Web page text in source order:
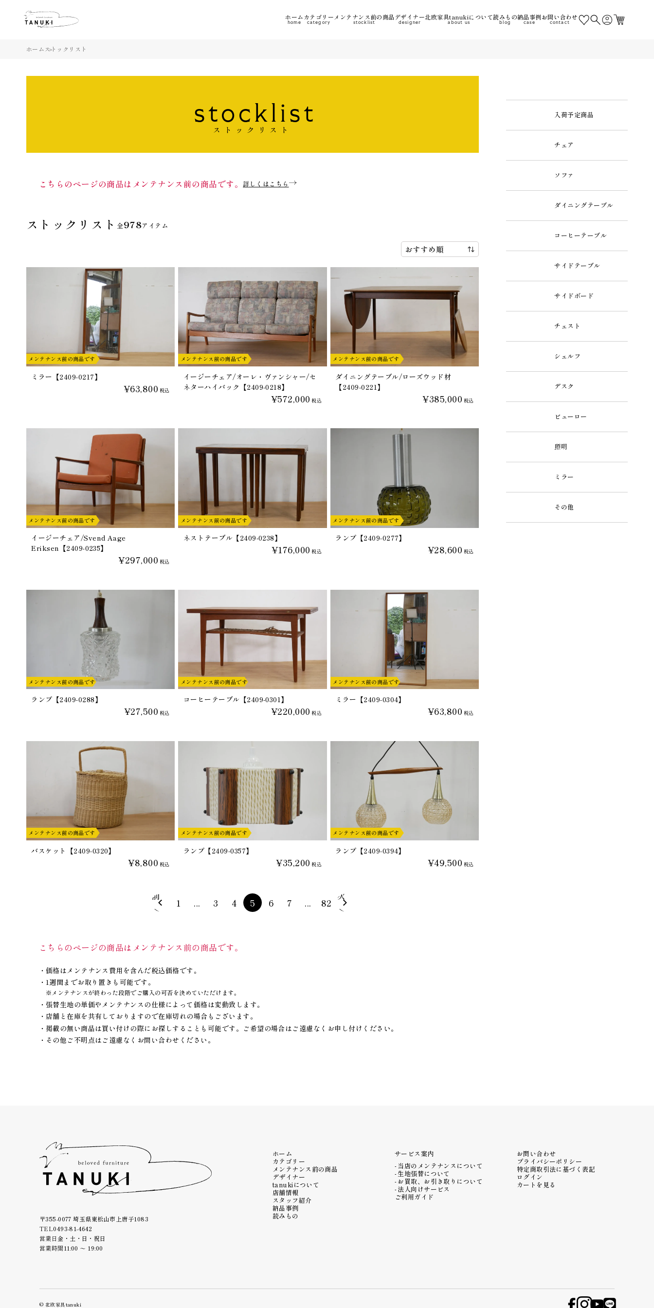
ホーム
home
カテゴリー
category
メンテナンス前の商品
stocklist
デザイナー
designer
北欧家具tanukiについて
about us
読みもの
blog
納品事例
case
お問い合わせ
contact
ホーム ストックリスト
stocklist
ストックリスト
こちらのページの商品はメンテナンス前の商品です。詳しくはこちら
ストックリスト 全978アイテム
ミラー【2409-0217】
¥63,800 税込
メンテナンス前の商品です
イージーチェア/オーレ・ヴァンシャー/セ
ネターハイバック【2409-0218】
¥572,000 税込
メンテナンス前の商品です
ダイニングテーブル/ローズウッド材
【2409-0221】
¥385,000 税込
メンテナンス前の商品です
イージーチェア/Svend Aage
Eriksen【2409-0235】
¥297,000 税込
メンテナンス前の商品です
ネストテーブル【2409-0238】
¥176,000 税込
メンテナンス前の商品です
ランプ【2409-0277】
¥28,600 税込
メンテナンス前の商品です
ランプ【2409-0288】
¥27,500 税込
メンテナンス前の商品です
コーヒーテーブル【2409-0301】
¥220,000 税込
メンテナンス前の商品です
ミラー【2409-0304】
¥63,800 税込
メンテナンス前の商品です
バスケット【2409-0320】
¥8,800 税込
メンテナンス前の商品です
ランプ【2409-0357】
¥35,200 税込
メンテナンス前の商品です
ランプ【2409-0394】
¥49,500 税込
メンテナンス前の商品です
前
へ
1 ... 3 4 5 6 7 ... 82
次
へ
こちらのページの商品はメンテナンス前の商品です。
価格はメンテナンス費用を含んだ税込価格です。
1週間までお取り置きも可能です。
※メンテナンスが終わった段階でご購入の可否を決めていただけます。
張替生地の単価やメンテナンスの仕様によって価格は変動致します。
店舗と在庫を共有しておりますので在庫切れの場合もございます。
掲載の無い商品は買い付けの際にお探しすることも可能です。ご希望の場合はご遠慮なくお申し付けください。
その他ご不明点はご遠慮なくお問い合わせください。
入荷予定商品
チェア
ソファ
ダイニングテーブル
コーヒーテーブル
サイドテーブル
サイドボード
チェスト
シェルフ
デスク
ビューロー
照明
ミラー
その他
ホーム
カテゴリー
メンテナンス前の商品
デザイナー
tanukiについて
店舗情報
スタッフ紹介
納品事例
読みもの
サービス案内
当店のメンテナンスについて
生地張替について
お買取、お引き取りについて
法人向けサービス
ご利用ガイド
お問い合わせ
プライバシーポリシー
特定商取引法に基づく表記
ログイン
カートを見る
〒355-0077 埼玉県東松山市上唐子1083
TEL0493-81-4642
営業日金・土・日・祝日
営業時間11:00 ～ 19:00
© 北欧家具tanuki